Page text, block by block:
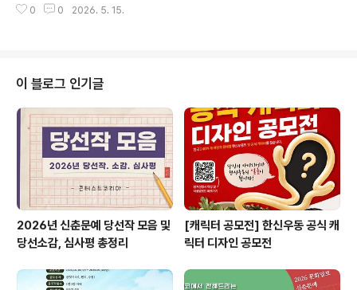
를 직접 실습합니다.* 실..
대상로봇, AI, 모빌리티, 방산, 조선, 우주항공 분야 CATI
년 06월 15일(월) ~ 12월 03일(목) (6개월, 960시간)
◎ 교육 장소카티아스쿨 (서울 금천구 가산디지털1로 16
8, A동) ※지하철 1, 7호선 가산디지털단지역에서 바로 연
결 ◎ 모집 인원28명 (선착순 모집) ◎ 신청 방법① 구글
폼 신청서 작성 → ② 서류 검토 후 개별 연락 →..
0 0 2026. 5. 15.
이 블로그 인기글
2026년 신춘문예 당선작 모음 및
당선소감, 심사평 총정리
[캐릭터 공모전] 한신우동 공식 캐
릭터 디자인 공모전